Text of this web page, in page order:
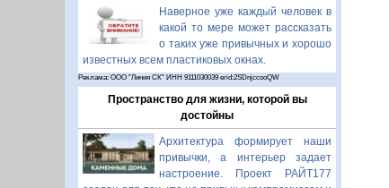
Наверное уже каждый человек в
какой то мере может рассказать
о таких уже привычных и хорошо
известных всем пластиковых окнах.
Реклама: ООО "Линия СК" ИНН 9111030039 erid:2SDnjccooQW
Пространство для жизни, которой вы
достойны
Архитектура формирует наши
привычки, а интерьер задает
настроение. Проект РАЙТ177